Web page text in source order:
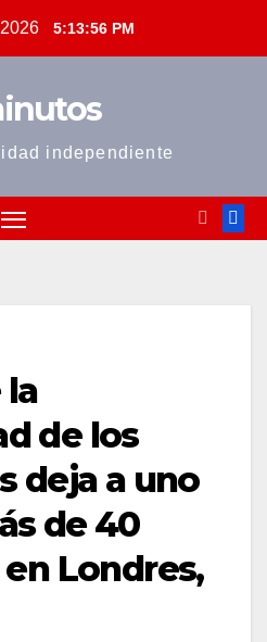
5:13:57 PM
independiente
la
de los
deja a uno
de 40
Londres,